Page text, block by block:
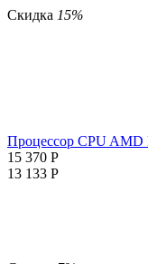
Скидка 15%
Процессор CPU AMD
15 370 Р
13 133 Р